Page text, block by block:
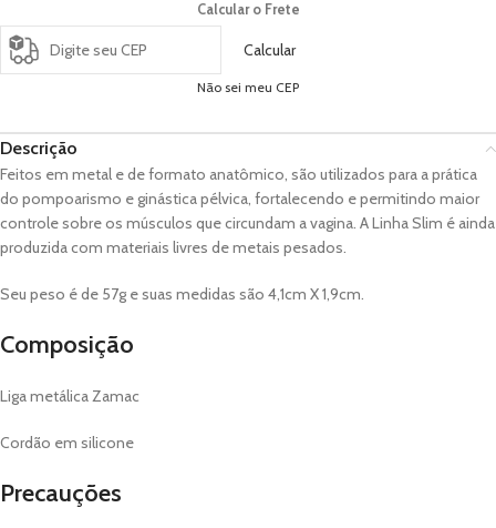
Calcular o Frete
Calcular
Não sei meu CEP
Descrição
Feitos em metal e de formato anatômico, são utilizados para a prática
do pompoarismo e ginástica pélvica, fortalecendo e permitindo maior
controle sobre os músculos que circundam a vagina. A Linha Slim é ainda
produzida com materiais livres de metais pesados.
Seu peso é de 57g e suas medidas são 4,1cm X 1,9cm.
Composição
Liga metálica Zamac
Cordão em silicone
Precauções